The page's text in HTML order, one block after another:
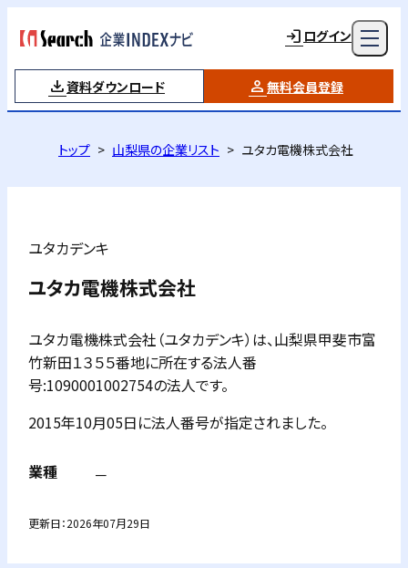
ログイン
資料ダウンロード 無料会員登録
トップ 山梨県の企業リスト ユタカ電機株式会社
ユタカデンキ
ユタカ電機株式会社
ユタカ電機株式会社（ユタカデンキ）は、山梨県甲斐市富
竹新田１３５５番地に所在する法人番
号:1090001002754の法人です。
2015年10月05日に法人番号が指定されました。
業種 －
更新日：2026年07月29日